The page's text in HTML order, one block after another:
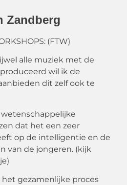
Zandberg
(FTW)
alle muziek met de
wil ik de
dit zelf ook te
dat het een zeer
op de intelligentie en de
van de jongeren. (kijk
gezamenlijke proces